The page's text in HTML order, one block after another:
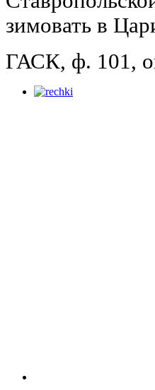
зимовать в
ГАСК, ф. 101,